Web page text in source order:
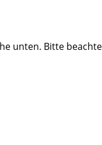
unten. Bitte